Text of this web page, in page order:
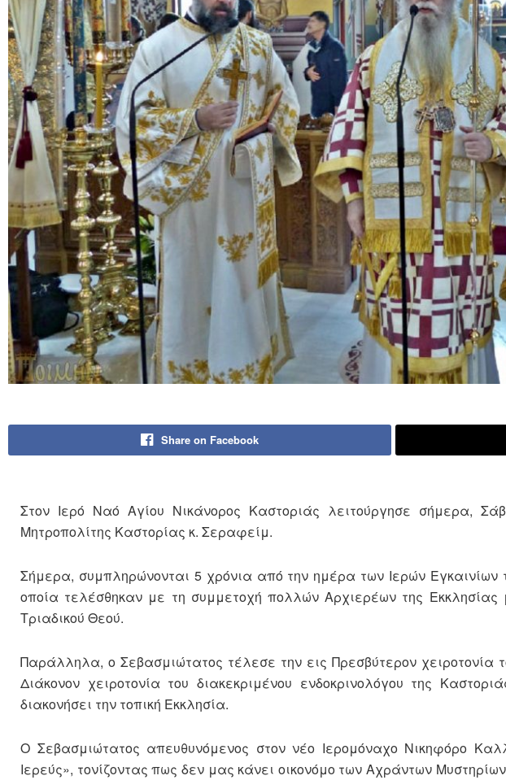
Share on Facebook
Στον Ιερό Ναό Αγίου Νικάνορος Καστοριάς λειτούργησε σήμερα,
Μητροπολίτης Καστορίας κ. Σεραφείμ.
Σήμερα, συμπληρώνονται 5 χρόνια από την ημέρα των Ιερών Εγκαινίων
οποία τελέσθηκαν με τη συμμετοχή πολλών Αρχιερέων της
Τριαδικού Θεού.
Παράλληλα, ο Σεβασμιώτατος τέλεσε την εις Πρεσβύτερον χειροτονία
Διάκονον χειροτονία του διακεκριμένου ενδοκρινολόγου της
διακονήσει την τοπική Εκκλησία.
Ο Σεβασμιώτατος απευθυνόμενος στον νέο Ιερομόναχο Νικηφόρο
Ιερεύς», τονίζοντας πως δεν μας κάνει οικονόμο των Αχράντων